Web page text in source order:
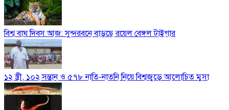
বিশ্ব বাঘ দিবস আজ: সুন্দরবনে বাড়ছে রয়েল বেঙ্গল টাইগার
১২ স্ত্রী, ১০২ সন্তান ও ৫৭৮ নাতি-নাতনি নিয়ে বিশ্বজুড়ে আলোচিত মুসা